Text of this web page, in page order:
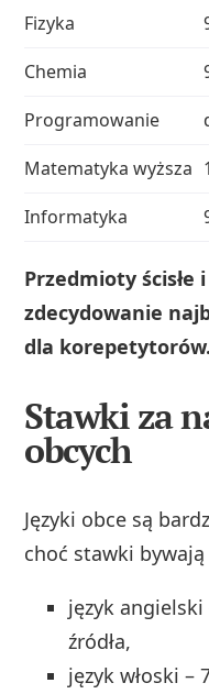
Fizyka
Chemia
Programowanie
Matematyka wyższa
Informatyka
Przedmioty ścisłe
zdecydowanie
dla korepetytorów.
Stawki za
obcych
Języki obce są
choć stawki
język angielski
źródła,
język włoski –